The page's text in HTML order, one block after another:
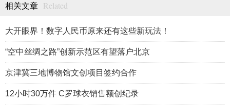
相关文章 Related
大开眼界！数字人民币原来还有这些新玩法！
“空中丝绸之路”创新示范区有望落户北京
京津冀三地博物馆文创项目签约合作
12小时30万件 C罗球衣销售额创纪录